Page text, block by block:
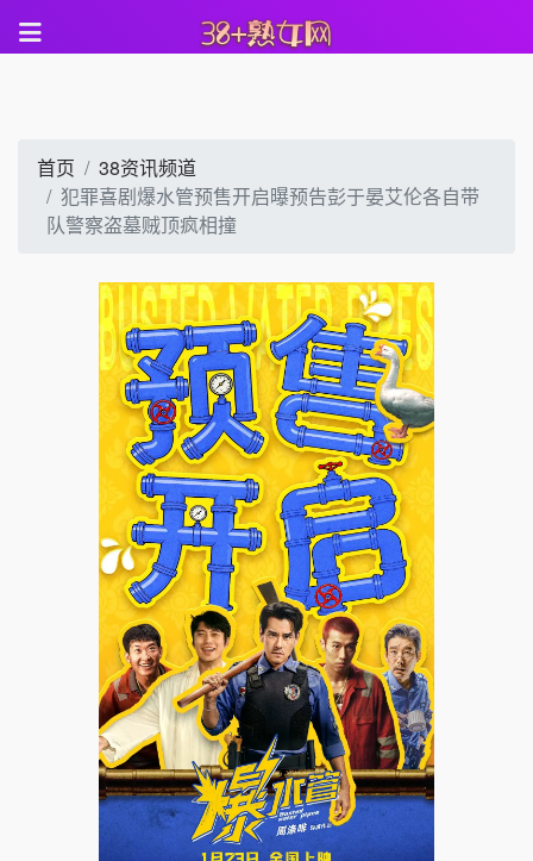
首页
38资讯频道
犯罪喜剧爆水管预售开启曝预告彭于晏艾伦各自带
队警察盗墓贼顶疯相撞